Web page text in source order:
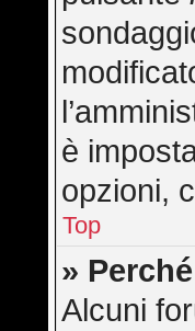
è
opzioni,
Top
»
Alcuni